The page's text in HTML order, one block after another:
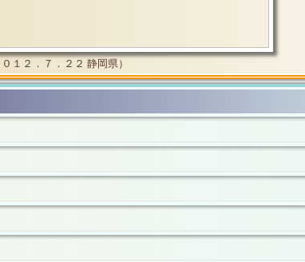
１２．７．２２ 静岡県）